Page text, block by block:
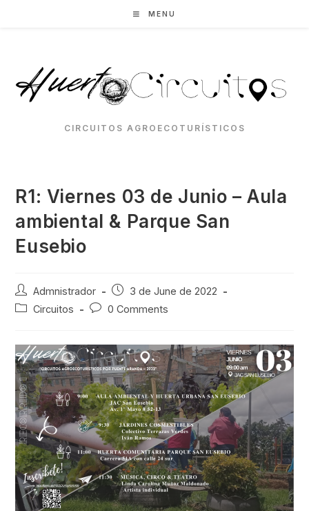
MENU
CIRCUITOS AGROECOTURÍSTICOS
R1: Viernes 03 de Junio – Aula
ambiental & Parque San
Eusebio
Post
author:
Admnistrador
Post
published:
3 de June de 2022
PostCircuitos
Post0 Comments